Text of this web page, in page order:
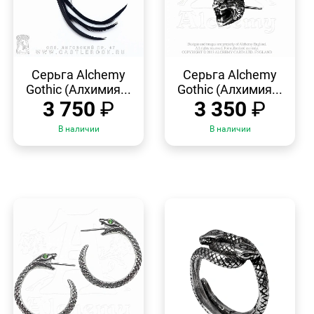
ПРОСМОТР
Серьга Alchemy
Gothic (Алхимия...
3 750 ₽
В наличии
ПРОСМОТР
Серьга Alchemy
Gothic (Алхимия...
3 350 ₽
В наличии